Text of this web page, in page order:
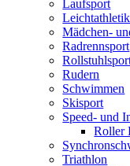
Laufsport
Mädchen-
Radrennsport
Rudern
Schwimmen
Skisport
Speed- und
Roller
Triathlon